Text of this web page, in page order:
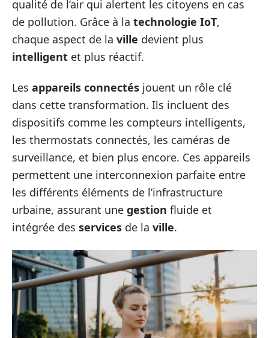
qualité de l’air qui alertent les citoyens en cas
de pollution. Grâce à la technologie IoT,
chaque aspect de la ville devient plus
intelligent et plus réactif.
Les appareils connectés jouent un rôle clé
dans cette transformation. Ils incluent des
dispositifs comme les compteurs intelligents,
les thermostats connectés, les caméras de
surveillance, et bien plus encore. Ces appareils
permettent une interconnexion parfaite entre
les différents éléments de l’infrastructure
urbaine, assurant une gestion fluide et
intégrée des services de la ville.